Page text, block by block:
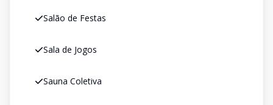
Salão de Festas
Sala de Jogos
Sauna Coletiva